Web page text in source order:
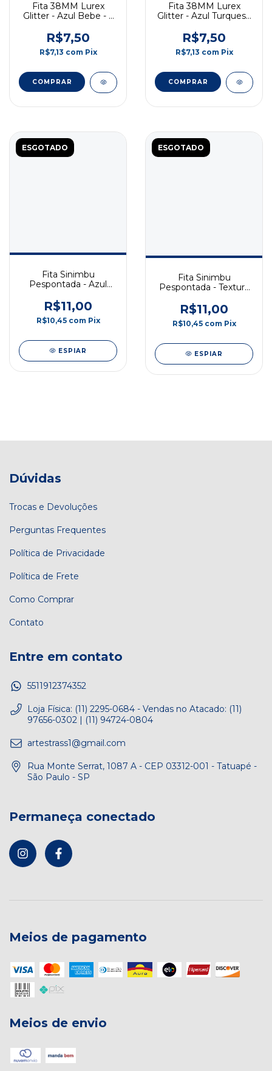
Fita 38MM Lurex
Glitter - Azul Bebe - 2
R$7,50
R$7,13 com Pix
Fita 38MM Lurex
Glitter - Azul Turquesa
R$7,50
R$7,13 com Pix
ESGOTADO
Fita Sinimbu
Pespontada - Azul
Rosa- 10mm - 10m -
COD: 1814/10-02
R$11,00
R$10,45 com Pix
ESPIAR
ESGOTADO
Fita Sinimbu
Pespontada - Textura
10mm - 10m - COD:
1809/10-01
R$11,00
R$10,45 com Pix
ESPIAR
Dúvidas
Trocas e Devoluções
Perguntas Frequentes
Política de Privacidade
Política de Frete
Como Comprar
Contato
Entre em contato
5511912374352
Loja Física: (11) 2295-0684 - Vendas no Atacado: (11)
97656-0302 | (11) 94724-0804
artestrass1@gmail.com
Rua Monte Serrat, 1087 A - CEP 03312-001 - Tatuapé -
São Paulo - SP
Permaneça conectado
Meios de pagamento
Meios de envio